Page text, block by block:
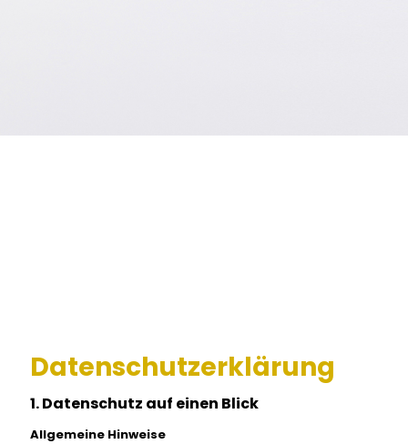
Datenschutz­erklärung
1. Datenschutz auf einen Blick
Allgemeine Hinweise